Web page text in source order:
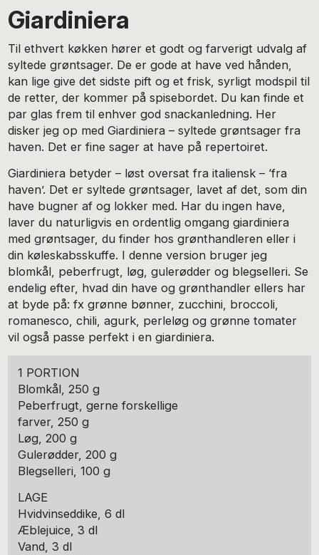
Giardiniera
Til ethvert køkken hører et godt og farverigt udvalg af
syltede grøntsager. De er gode at have ved hånden,
kan lige give det sidste pift og et frisk, syrligt modspil til
de retter, der kommer på spisebordet. Du kan finde et
par glas frem til ­enhver god snackanledning. Her
disker jeg op med ­Giardiniera – syltede grøntsager fra
haven. Det er fine sager at have på repertoiret.
Giardiniera betyder – løst oversat fra italiensk – ‘fra
haven’. Det er syltede grøntsager, lavet af det, som din
have bugner af og lokker med. Har du ingen have,
laver du naturligvis en ordentlig omgang giardiniera
med grøntsager, du finder hos grønthandleren eller i
din køleskabsskuffe. I denne version bruger jeg
blomkål, peberfrugt, løg, gulerødder og blegselleri. Se
endelig efter, hvad din have og grønthandler ellers har
at byde på: fx grønne bønner, zucchini, broccoli,
romanesco, chili, agurk, perleløg og grønne tomater
vil også passe perfekt i en giardiniera.
1 PORTION
Blomkål, 250 g
Peberfrugt, gerne forskellige
farver, 250 g
Løg, 200 g
Gulerødder, 200 g
Blegselleri, 100 g
LAGE
Hvidvinseddike, 6 dl
Æblejuice, 3 dl
Vand, 3 dl